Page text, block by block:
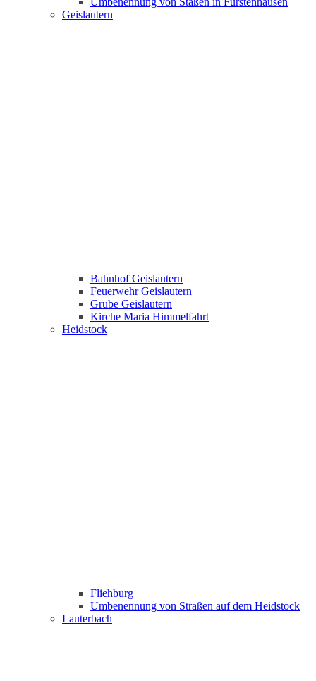
Geislautern
Bahnhof Geislautern
Feuerwehr Geislautern
Grube Geislautern
Kirche Maria Himmelfahrt
Heidstock
Fliehburg
Umbenennung von Straßen auf dem Heidstock
Lauterbach